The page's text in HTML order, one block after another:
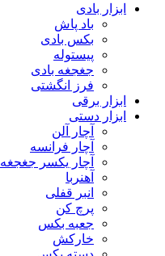
ابزار بادی
باد پاش
بکس بادی
پیستوله
جغجغه بادی
فرز انگشتی
ابزار برقی
ابزار دستی
آچار آلن
آچار فرانسه
آچار یکسر جغجغه
آهنربا
انبر قفلی
پرچ کن
جعبه بکس
خارکش